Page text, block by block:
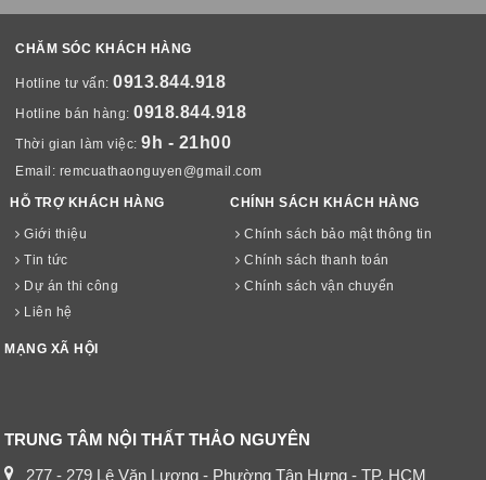
CHĂM SÓC KHÁCH HÀNG
Hotline tư vấn:0913.844.918
Hotline bán hàng:0918.844.918
Thời gian làm việc:9h - 21h00
Email: remcuathaonguyen@gmail.com
HỖ TRỢ KHÁCH HÀNG
Giới thiệu
Tin tức
Dự án thi công
Liên hệ
CHÍNH SÁCH KHÁCH HÀNG
Chính sách bảo mật thông tin
Chính sách thanh toán
Chính sách vận chuyển
MẠNG XÃ HỘI
TRUNG TÂM NỘI THẤT THẢO NGUYÊN
277 - 279 Lê Văn Lương - Phường Tân Hưng - TP. HCM